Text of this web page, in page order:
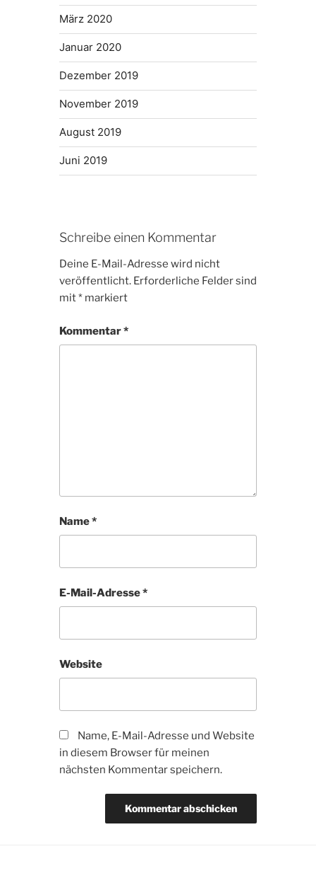
März 2020
Januar 2020
Dezember 2019
November 2019
August 2019
Juni 2019
Schreibe einen Kommentar
Deine E-Mail-Adresse wird nicht
veröffentlicht. Erforderliche Felder sind
mit* markiert
Kommentar*
Name*
E-Mail-Adresse*
Website
Name, E-Mail-Adresse und Website
in diesem Browser für meinen
nächsten Kommentar speichern.